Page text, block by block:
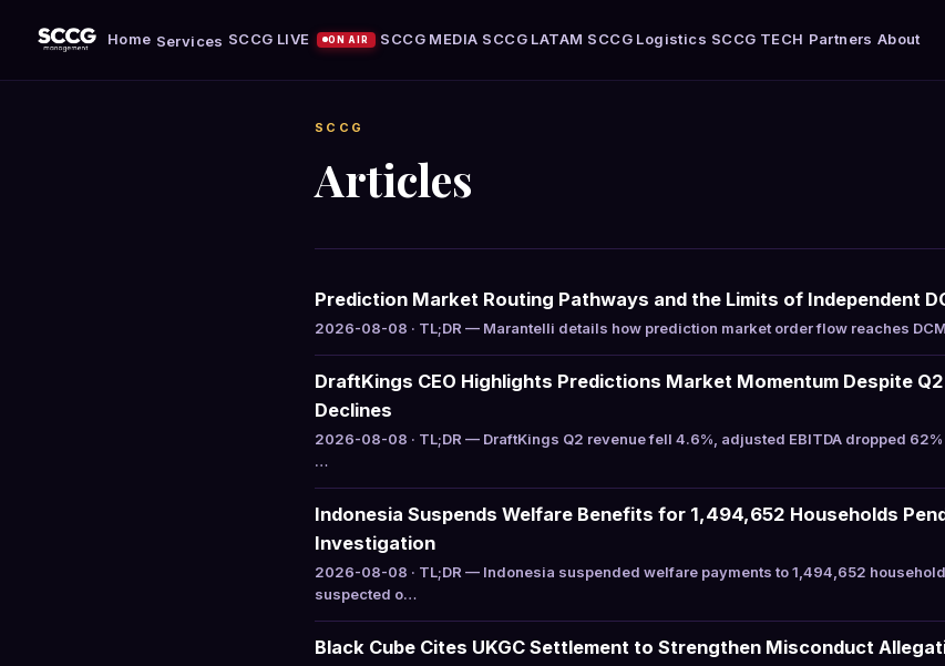
Home Services SCCG LIVE ON AIR SCCG MEDIA SCCG LATAM SCCG Logistics SCCG TECH Partners About
SCCG
Articles
Prediction Market Routing Pathways and the Limits of Independent
2026-08-08 · TL;DR — Marantelli details how prediction market order flow reaches
DraftKings CEO Highlights Predictions Market Momentum Despite Q2
Declines
2026-08-08 · TL;DR — DraftKings Q2 revenue fell 4.6%, adjusted EBITDA dropped 62%
…
Indonesia Suspends Welfare Benefits for 1,494,652 Households
Investigation
2026-08-08 · TL;DR — Indonesia suspended welfare payments to 1,494,652
suspected o…
Black Cube Cites UKGC Settlement to Strengthen Misconduct